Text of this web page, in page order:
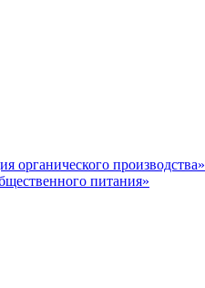
органического производства»
питания»